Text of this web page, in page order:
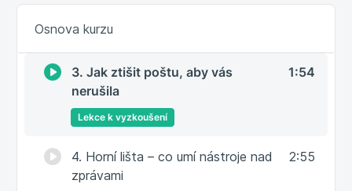
Osnova kurzu
najdu
3. Jak ztišit poštu, aby vás
nerušila
1:54
Lekce k vyzkoušení
4. Horní lišta – co umí nástroje nad
zprávami
2:55